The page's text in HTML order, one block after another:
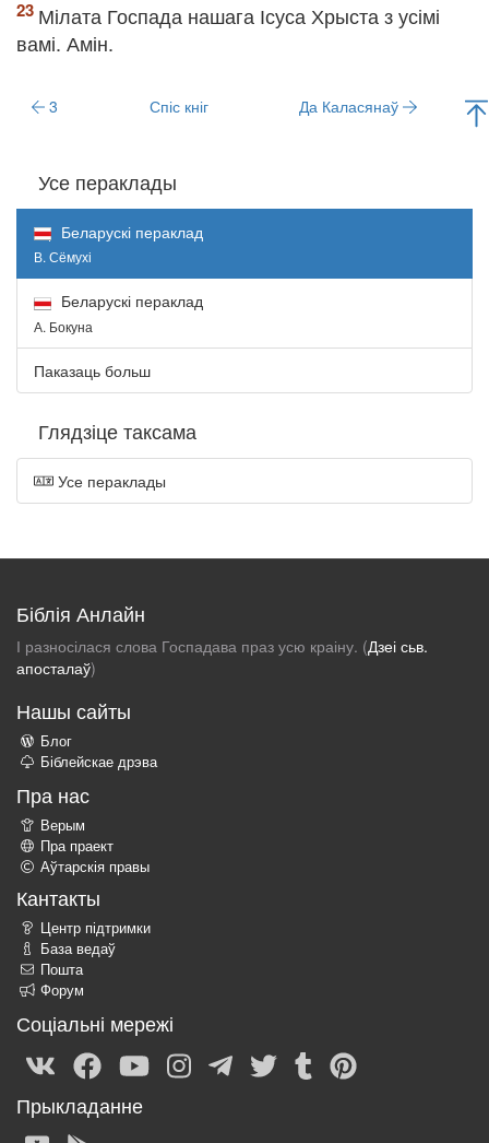
Мілата Госпада нашага Ісуса Хрыста з усімі
вамі. Амін.
3 Спіс кніг Да Каласянаў
Усе пераклады
Беларускі пераклад
В. Сёмухі
Беларускі пераклад
А. Бокуна
Паказаць больш
Глядзіце таксама
Усе пераклады
Біблія Анлайн
І разносілася слова Госпадава праз усю краіну. (Дзеі сьв.
апосталаў)
Нашы сайты
Блог
Біблейскае дрэва
Пра нас
Верым
Пра праект
Аўтарскія правы
Кантакты
Центр підтримки
База ведаў
Пошта
Форум
Соціальні мережі
Прыкладанне